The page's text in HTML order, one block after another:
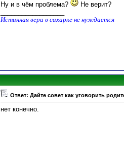
Ну и в чём проблема?
Не верит?
Истинная вера в сахарке не нуждается
Ответ: Дайте совет как уговорить
нет конечно.